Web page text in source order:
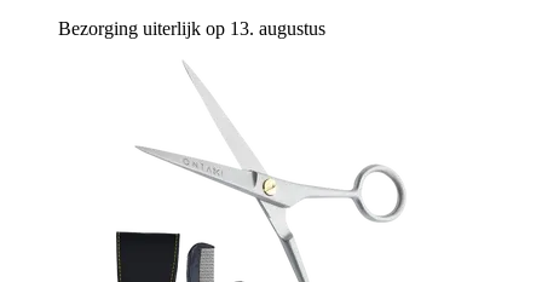
Bezorging uiterlijk op 13. augustus